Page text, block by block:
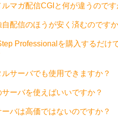
ルマガ配信CGIと何が違うので
自配信のほうが安く済むのです
Professionalを購入するだけ
ルサーバでも使用できますか？
サーバを使えばいいですか？
バは高価ではないのですか？